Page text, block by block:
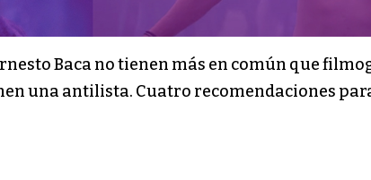
Baca no tienen más en común que
una antilista. Cuatro recomendaciones